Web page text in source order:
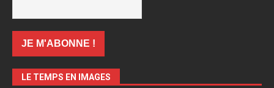
LE TEMPS EN IMAGES